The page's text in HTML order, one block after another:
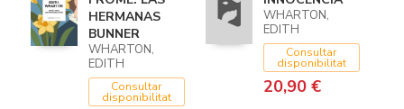
HERMANAS
BUNNER
WHARTON,
EDITH
Consultar
disponibilitat
WHARTON,
EDITH
Consultar
disponibilitat
20,90 €